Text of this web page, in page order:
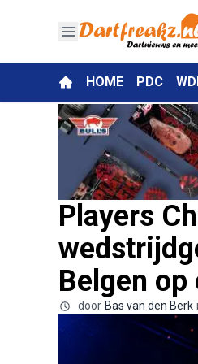
HOME PDC
Players
Belgen op
door Bas van den Berk